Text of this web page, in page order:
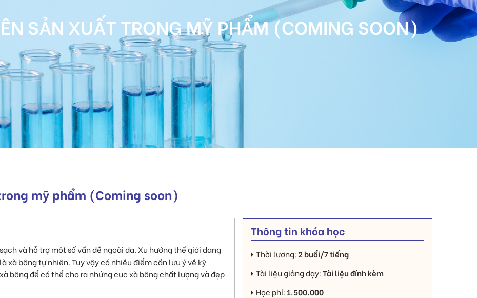
SẢN XUẤT TRONG MỸ PHẨM (COMING SOON)
mỹ phẩm (Coming soon)
và hỗ trợ một số vấn đề ngoài da. Xu hướng thế giới đang
xà bông tự nhiên. Tuy vậy có nhiều điểm cần lưu ý về kỹ
bông để có thể cho ra nhứng cục xà bông chất lượng và đẹp
Thông tin khóa học
Thời lượng: 2 buổi/7 tiếng
Tài liệu giảng dạy:Tài liệu đính kèm
Học phí: 1.500.000